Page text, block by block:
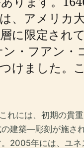
、アメリカ
に限定され
・フアン・
けました。
れには、初期の貴
建築—彫刻が施さ
2005年には、ユ